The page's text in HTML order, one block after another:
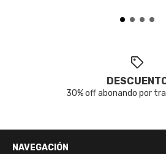
30% off abonando por
NAVEGACIÓN